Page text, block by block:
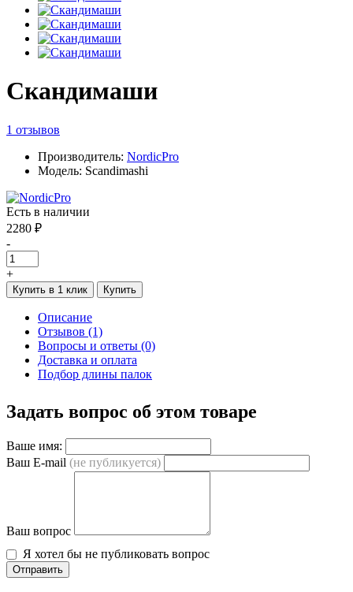
Скандимаши
1 отзывов
Производитель: NordicPro
Модель: Scandimashi
Есть в наличии
2280 ₽
-
+
Купить в 1 клик Купить
Описание
Отзывов (1)
Вопросы и ответы (0)
Доставка и оплата
Подбор длины палок
Задать вопрос об этом товаре
Ваше имя:
Ваш E-mail (не публикуется)
Ваш вопрос
Я хотел бы не публиковать вопрос
Отправить